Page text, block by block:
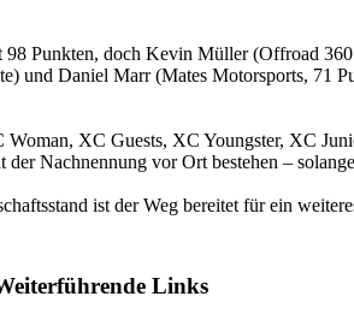
Punkten, doch Kevin Müller (Offroad
und Daniel Marr (Mates Motorsports, 71
XC Guests, XC Youngster, XC
Nachnennung vor Ort bestehen –
ist der Weg bereitet für ein
Links